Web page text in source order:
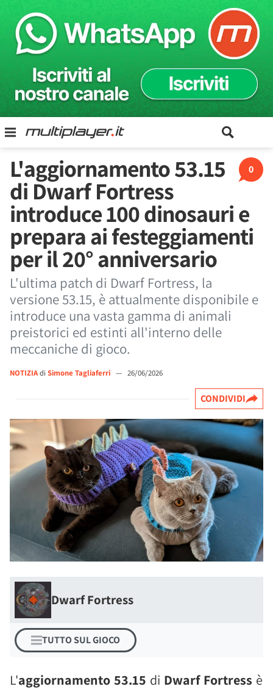
0
L'aggiornamento 53.15
di Dwarf Fortress
introduce 100 dinosauri e
prepara ai festeggiamenti
per il 20° anniversario
L'ultima patch di Dwarf Fortress, la
versione 53.15, è attualmente disponibile e
introduce una vasta gamma di animali
preistorici ed estinti all'interno delle
meccaniche di gioco.
NOTIZIAdi Simone Tagliaferri — 26/06/2026
CONDIVIDI
Dwarf Fortress
TUTTO SUL GIOCO
L'aggiornamento 53.15 di Dwarf Fortress è